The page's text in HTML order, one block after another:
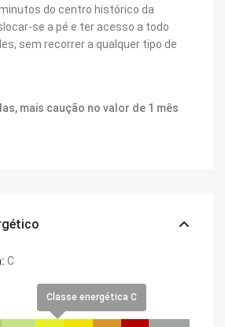
do centro histórico da
se a pé e ter acesso a todo
sem recorrer a qualquer tipo de
mais caução no valor de 1 mês
C
Classe energética C